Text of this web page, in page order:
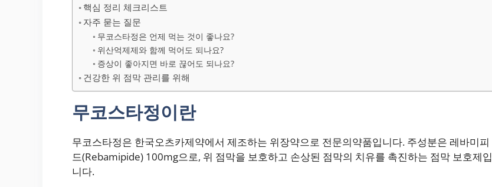
핵심 정리 체크리스트
자주 묻는 질문
무코스타정은 언제 먹는 것이 좋나요?
위산억제제와 함께 먹어도 되나요?
증상이 좋아지면 바로 끊어도 되나요?
건강한 위 점막 관리를 위해
무코스타정이란
무코스타정은 한국오츠카제약에서 제조하는 위장약으로 전문의약품입니다. 주성분은 레바미피
드(Rebamipide) 100mg으로, 위 점막을 보호하고 손상된 점막의 치유를 촉진하는 점막 보호제입
니다.